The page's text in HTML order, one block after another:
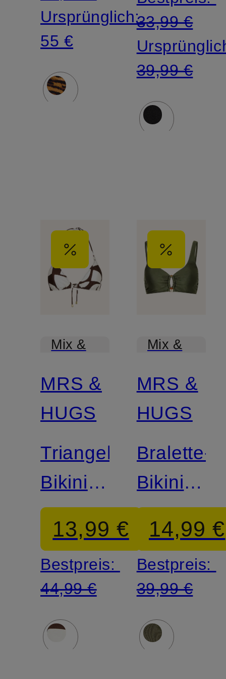
Ursprünglich:
55 €
33,99 €
39,99 €
Mix &
MRS &
HUGS
Triangel-
Bikini-
Top
13,99 €
Bestpreis:
44,99 €
Mix &
MRS &
HUGS
Bralette-
Bikini-
Top
14,99 €
Bestpreis:
39,99 €